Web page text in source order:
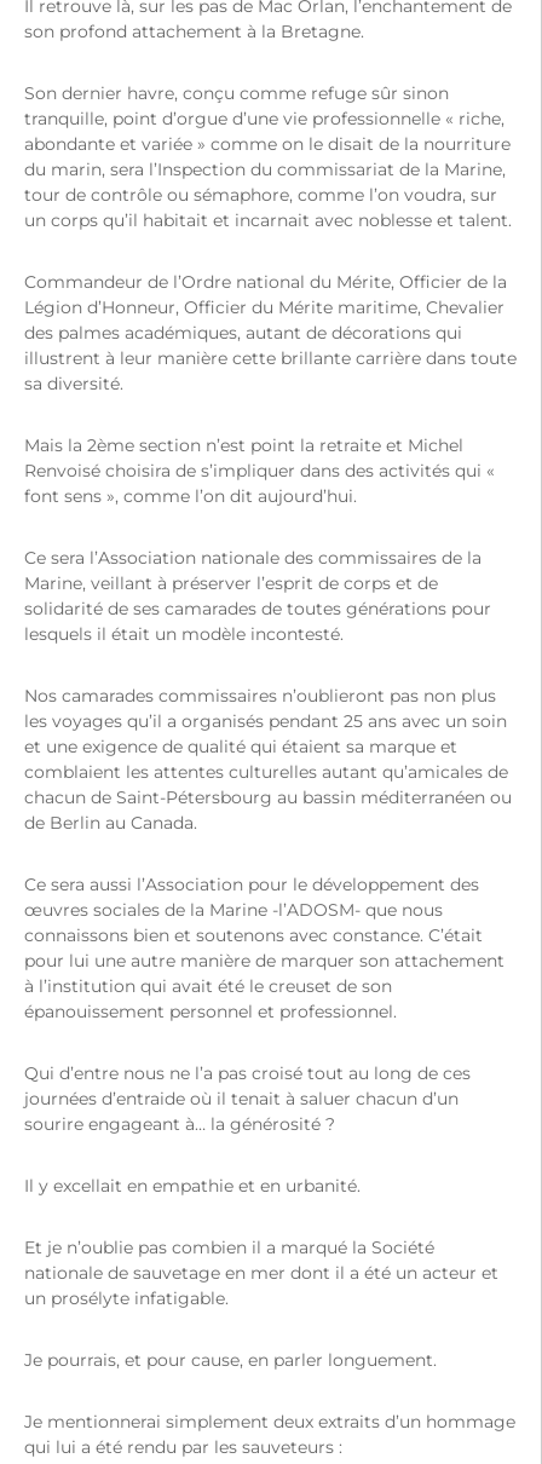
Il retrouve là, sur les pas de Mac Orlan, l’enchantement de
son profond attachement à la Bretagne.
Son dernier havre, conçu comme refuge sûr sinon
tranquille, point d’orgue d’une vie professionnelle « riche,
abondante et variée » comme on le disait de la nourriture
du marin, sera l’Inspection du commissariat de la Marine,
tour de contrôle ou sémaphore, comme l’on voudra, sur
un corps qu’il habitait et incarnait avec noblesse et talent.
Commandeur de l’Ordre national du Mérite, Officier de la
Légion d’Honneur, Officier du Mérite maritime, Chevalier
des palmes académiques, autant de décorations qui
illustrent à leur manière cette brillante carrière dans toute
sa diversité.
Mais la 2ème section n’est point la retraite et Michel
Renvoisé choisira de s’impliquer dans des activités qui «
font sens », comme l’on dit aujourd’hui.
Ce sera l’Association nationale des commissaires de la
Marine, veillant à préserver l’esprit de corps et de
solidarité de ses camarades de toutes générations pour
lesquels il était un modèle incontesté.
Nos camarades commissaires n’oublieront pas non plus
les voyages qu’il a organisés pendant 25 ans avec un soin
et une exigence de qualité qui étaient sa marque et
comblaient les attentes culturelles autant qu’amicales de
chacun de Saint-Pétersbourg au bassin méditerranéen ou
de Berlin au Canada.
Ce sera aussi l’Association pour le développement des
œuvres sociales de la Marine -l’ADOSM- que nous
connaissons bien et soutenons avec constance. C’était
pour lui une autre manière de marquer son attachement
à l’institution qui avait été le creuset de son
épanouissement personnel et professionnel.
Qui d’entre nous ne l’a pas croisé tout au long de ces
journées d’entraide où il tenait à saluer chacun d’un
sourire engageant à… la générosité ?
Il y excellait en empathie et en urbanité.
Et je n’oublie pas combien il a marqué la Société
nationale de sauvetage en mer dont il a été un acteur et
un prosélyte infatigable.
Je pourrais, et pour cause, en parler longuement.
Je mentionnerai simplement deux extraits d’un hommage
qui lui a été rendu par les sauveteurs :